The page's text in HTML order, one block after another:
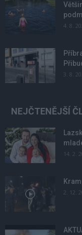
4. 8.
3. 8.
NEJČTENĚJŠÍ
14. 2.
2. 12.